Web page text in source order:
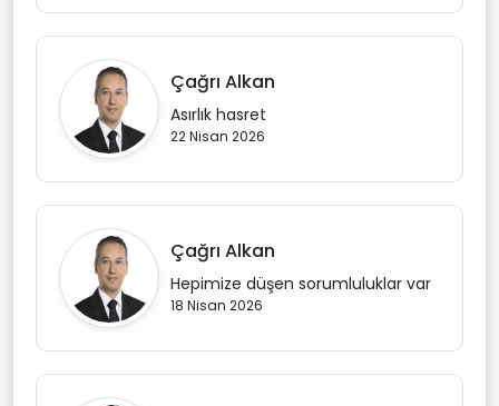
Çağrı Alkan
Asırlık hasret
22 Nisan 2026
Çağrı Alkan
Hepimize düşen sorumluluklar var
18 Nisan 2026